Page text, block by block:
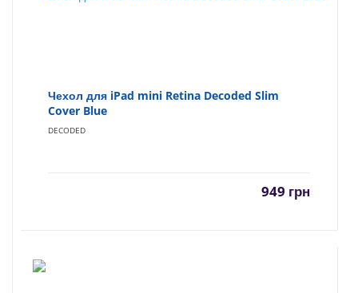
Чехол для iPad mini Retina Decoded Slim
Cover Blue
DECODED
949 грн